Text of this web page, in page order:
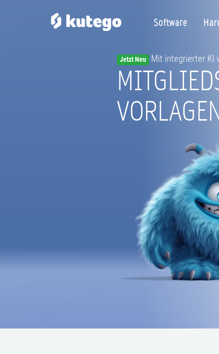
Jetzt Neu Mit integrierter KI
Software